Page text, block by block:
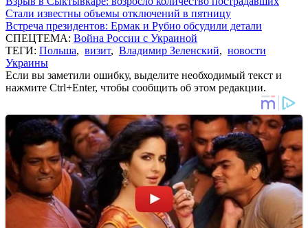
Стали известны объемы отключений в пятницу
Встреча президентов: Ермак и Рубио обсудили детали
СПЕЦТЕМА: Война России с Украиной
ТЕГИ: Польша, визит, Владимир Зеленский, новости
Украины
Если вы заметили ошибку, выделите необходимый текст и
нажмите Ctrl+Enter, чтобы сообщить об этом редакции.